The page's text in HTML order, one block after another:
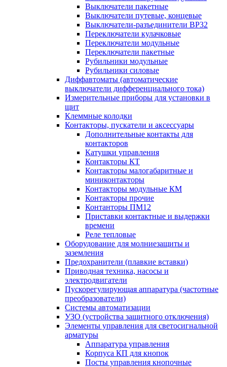
Выключатели пакетные
Выключатели путевые, концевые
Выключатели-разъединители ВР32
Переключатели кулачковые
Переключатели модульные
Переключатели пакетные
Рубильники модульные
Рубильники силовые
Диффавтоматы (автоматические
выключатели дифференциального тока)
Измерительные приборы для установки в
щит
Клеммные колодки
Контакторы, пускатели и аксессуары
Дополнительные контакты для
контакторов
Катушки управления
Контакторы КТ
Контакторы малогабаритные и
миниконтакторы
Контакторы модульные КМ
Контакторы прочие
Контанторы ПМ12
Приставки контактные и выдержки
времени
Реле тепловые
Оборудование для молниезащиты и
заземления
Предохранители (плавкие вставки)
Приводная техника, насосы и
электродвигатели
Пускорегулирующая аппаратура (частотные
преобразователи)
Системы автоматизации
УЗО (устройства защитного отключения)
Элементы управления для светосигнальной
арматуры
Аппаратура управления
Корпуса КП для кнопок
Посты управления кнопочные